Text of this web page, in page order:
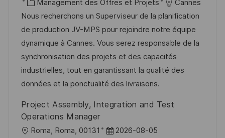
a
l
i
s
a
t
o
e
d
’
a
f
f
c
f
é
r
e
n
c
d
u
a
t
é
g
o
r
e
Management des Offres et Projets
Cannes
Nous recherchons un Superviseur de la planification
de production JV-MPS pour rejoindre notre équipe
dynamique à Cannes. Vous serez responsable de la
synchronisation des projets et des capacités
industrielles, tout en garantissant la qualité des
données et la ponctualité des livraisons.
Project Assembly, Integration and Test
Operations Manager
Roma, Roma, 00131
D 2026-08-05